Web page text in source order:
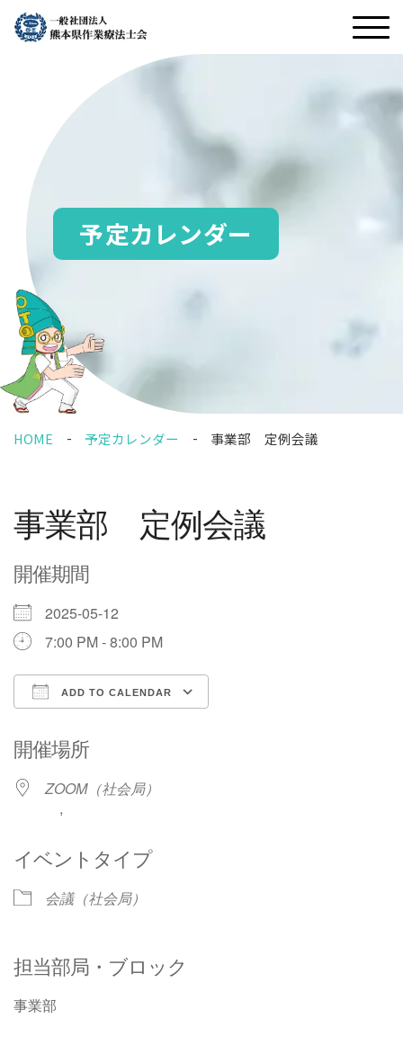
予定カレンダー
HOME 予定カレンダー 事業部 定例会議
事業部 定例会議
開催期間
2025-05-12
7:00 PM - 8:00 PM
ADD TO CALENDAR
開催場所
ZOOM（社会局）
,
イベントタイプ
会議（社会局）
担当部局・ブロック
事業部